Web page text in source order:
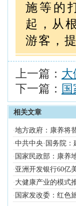
施等的
起，从
游客，
上一篇： 大
下一篇：
相关文章
·地方政府：康养将
·中共中央·国务院
· 国家民政部：康养
·亚洲开发银行60亿
·大健康产业的模式
· 国家发改委：红色